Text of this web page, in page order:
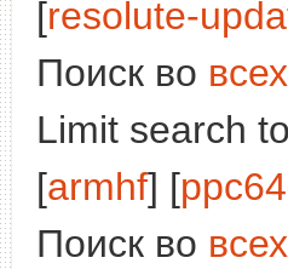
[resolute-
Поиск во
Limit search
[armhf] [
Поиск во